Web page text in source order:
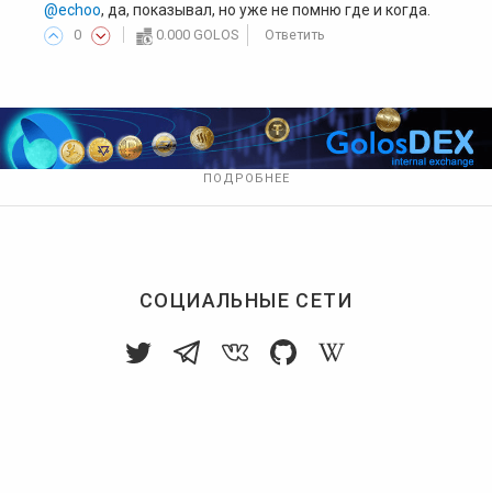
@echoo, да, показывал, но уже не помню где и когда.
0 0.000 GOLOS Ответить
ПОДРОБНЕЕ
СОЦИАЛЬНЫЕ СЕТИ